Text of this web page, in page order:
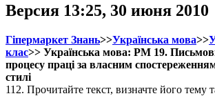
Версия 13:25, 30 июня 2010
Гіпермаркет Знань>>Українська мова>>
клас>> Українська мова: РМ 19.
процесу праці за власним
стилі
112. Прочитайте текст, визначте його тему